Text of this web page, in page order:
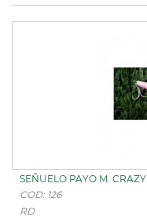
SEÑUELO PAYO M. CRAZY
COD: 126
RD